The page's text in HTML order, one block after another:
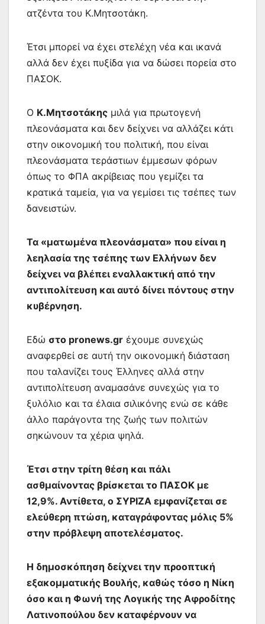
ατζέντα του Κ.Μητσοτάκη.
Έτσι μπορεί να έχει στελέχη νέα και ικανά
αλλά δεν έχει πυξίδα για να δώσει πορεία στο
ΠΑΣΟΚ.
Ο Κ.Μητσοτάκης μιλά για πρωτογενή
πλεονάσματα και δεν δείχνει να αλλάζει κάτι
στην οικονομική του πολιτική, που είναι
πλεονάσματα τεράστιων έμμεσων φόρων
όπως το ΦΠΑ ακρίβειας που γεμίζει τα
κρατικά ταμεία, για να γεμίσει τις τσέπες των
δανειστών.
Τα «ματωμένα πλεονάσματα» που είναι η
λεηλασία της τσέπης των Ελλήνων δεν
δείχνει να βλέπει εναλλακτική από την
αντιπολίτευση και αυτό δίνει πόντους στην
κυβέρνηση.
Εδώ στο pronews.gr έχουμε συνεχώς
αναφερθεί σε αυτή την οικονομική διάσταση
που ταλανίζει τους Έλληνες αλλά στην
αντιπολίτευση αναμασάνε συνεχώς για το
ξυλόλιο και τα έλαια σιλικόνης ενώ σε κάθε
άλλο παράγοντα της ζωής των πολιτών
σηκώνουν τα χέρια ψηλά.
Έτσι στην τρίτη θέση και πάλι
ασθμαίνοντας βρίσκεται το ΠΑΣΟΚ με
12,9%. Αντίθετα, ο ΣΥΡΙΖΑ εμφανίζεται σε
ελεύθερη πτώση, καταγράφοντας μόλις 5%
στην πρόβλεψη αποτελέσματος.
Η δημοσκόπηση δείχνει την προοπτική
εξακομματικής Βουλής, καθώς τόσο η Νίκη
όσο και η Φωνή της Λογικής της Αφροδίτης
Λατινοπούλου δεν καταφέρνουν να